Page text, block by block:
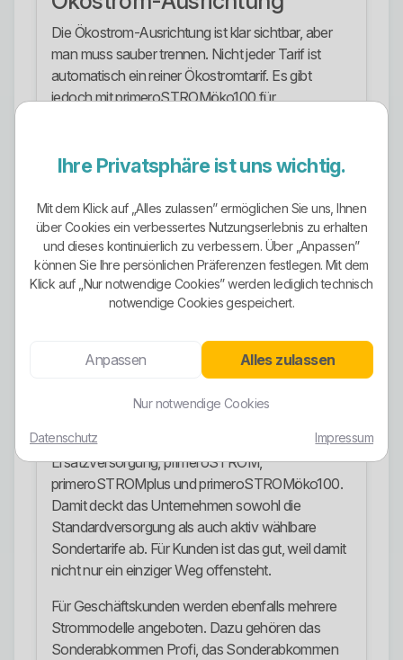
Die Ökostrom-Ausrichtung ist klar sichtbar, aber
man muss sauber trennen. Nicht jeder Tarif ist
automatisch ein reiner Ökostromtarif. Es gibt
jedoch mit primeroSTROMöko100 für
Prozent-Ökostromprodukte.
Unternehmensangaben vollständig über
Stromkontingente aus Wasserkraftanlagen
beschafft. Das ist belastbarer als weichgespültes
Greenwashing. Wer gezielt einen echten
Ökostromtarif sucht, findet hier also nicht nur ein
Stromangebote
zur Verfügung: Grundversorgung,
Ersatzversorgung, primeroSTROM,
primeroSTROMplus und primeroSTROMöko100.
Damit deckt das Unternehmen sowohl die
Standardversorgung als auch aktiv wählbare
Sondertarife ab. Für Kunden ist das gut, weil damit
nicht nur ein einziger Weg offensteht.
Für Geschäftskunden werden ebenfalls mehrere
Strommodelle angeboten. Dazu gehören das
Sonderabkommen Profi, das Sonderabkommen
Ihre Privatsphäre ist uns wichtig.
Mit dem Klick auf „Alles zulassen” ermöglichen Sie uns, Ihnen
über Cookies ein verbessertes Nutzungserlebnis zu erhalten
und dieses kontinuierlich zu verbessern. Über „Anpassen”
können Sie Ihre persönlichen Präferenzen festlegen. Mit dem
Klick auf „Nur notwendige Cookies” werden lediglich technisch
notwendige Cookies gespeichert.
Anpassen Alles zulassen
Nur notwendige Cookies
Datenschutz Impressum